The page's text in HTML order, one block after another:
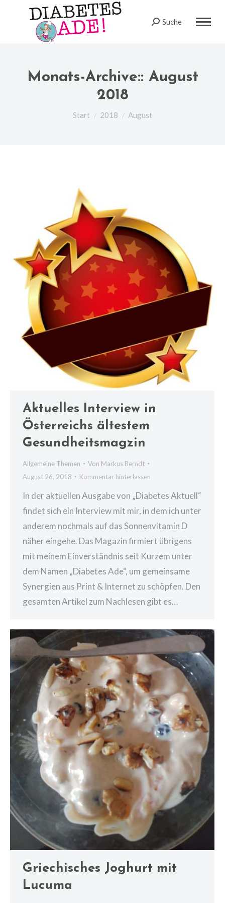
Search:
Suche
Monats-Archive:: August
2018
Sie befinden sich hier:
Start 2018 August
Aktuelles Interview in
Österreichs ältestem
Gesundheitsmagzin
Allgemeine Themen Von Markus Berndt
August 26, 2018
Kommentar hinterlassen
In der aktuellen Ausgabe von „Diabetes Aktuell“
findet sich ein Interview mit mir, in dem ich unter
anderem nochmals auf das Sonnenvitamin D
näher eingehe. Das Magazin firmiert übrigens
mit meinem Einverständnis seit Kurzem unter
dem Namen „Diabetes Ade“, um gemeinsame
Synergien aus Print & Internet zu schöpfen. Den
gesamten Artikel zum Nachlesen gibt es…
Griechisches Joghurt mit
Lucuma